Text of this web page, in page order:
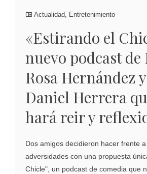
Actualidad, Entretenimiento
«Estirando el
nuevo podcast
Rosa Hernández
Daniel Herrera
hará reir y
Dos amigos decidieron hacer frente
adversidades con una propuesta
Chicle", un podcast de comedia que